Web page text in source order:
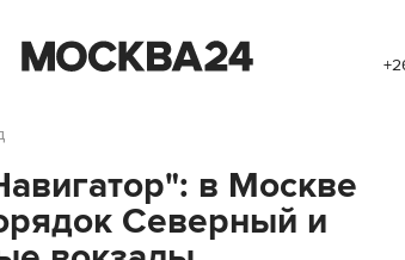
в Москве
Северный и